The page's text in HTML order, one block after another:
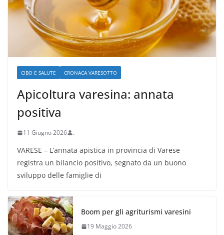
CIBO E SALUTE CRONACA VARESOTTO
Apicoltura varesina: annata
positiva
11 Giugno 2026 .
VARESE – L’annata apistica in provincia di Varese
registra un bilancio positivo, segnato da un buono
sviluppo delle famiglie di
Boom per gli agriturismi varesini
19 Maggio 2026